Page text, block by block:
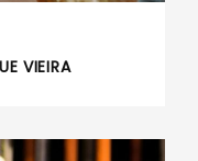
VIEIRA